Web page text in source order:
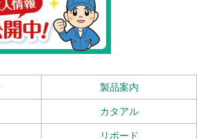
製品案内
カタアル
リボード